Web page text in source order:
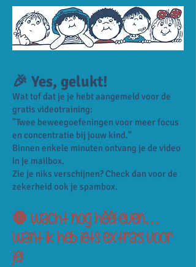
🎉 Yes, gelukt!
Wat tof dat je je hebt aangemeld voor de
gratis videotraining:
"Twee beweegoefeningen voor meer focus
en concentratie bij jouw kind."
Binnen enkele minuten ontvang je de video
in je mailbox.
Zie je niks verschijnen? Check dan voor de
zekerheid ook je spambox.
🛑 Wacht nog héél even…
want ik heb iets extra’s voor
je!